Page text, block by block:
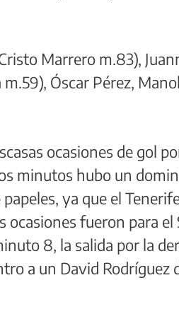
Marrero m.83),
Óscar Pérez,
ocasiones de gol
minutos hubo un
ya que el
fueron para el
8, la salida por la
a un David Rodríguez